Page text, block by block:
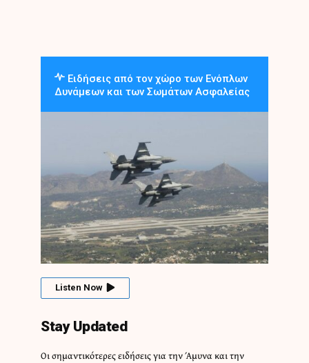
Ειδήσεις από τον χώρο των Ενόπλων
Δυνάμεων και των Σωμάτων Ασφαλείας
Listen Now
Stay Updated
Οι σημαντικότερες ειδήσεις για την Άμυνα και την